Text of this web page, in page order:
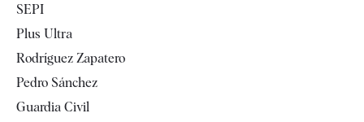
Televisión
SEPI
Plus Ultra
Rodríguez Zapatero
Pedro Sánchez
Guardia Civil